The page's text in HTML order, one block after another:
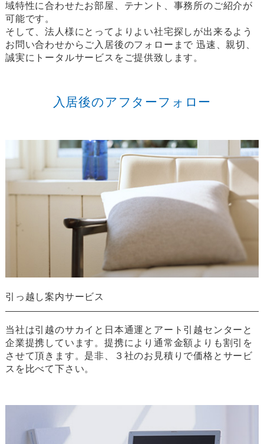
域特性に合わせたお部屋、テナント、事務所のご紹介が
可能です。
そして、法人様にとってよりよい社宅探しが出来るよう
お問い合わせからご入居後のフォローまで 迅速、親切、
誠実にトータルサービスをご提供致します。
入居後のアフターフォロー
引っ越し案内サービス
当社は引越のサカイと日本通運とアート引越センターと
企業提携しています。提携により通常金額よりも割引を
させて頂きます。是非、３社のお見積りで価格とサービ
スを比べて下さい。